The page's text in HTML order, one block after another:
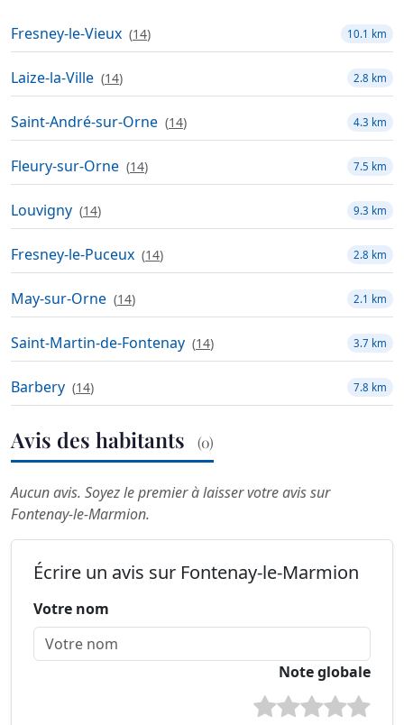
Fresney-le-Vieux (14) 10.1 km
Laize-la-Ville (14) 2.8 km
Saint-André-sur-Orne (14) 4.3 km
Fleury-sur-Orne (14) 7.5 km
Louvigny (14) 9.3 km
Fresney-le-Puceux (14) 2.8 km
May-sur-Orne (14) 2.1 km
Saint-Martin-de-Fontenay (14) 3.7 km
Barbery (14) 7.8 km
Avis des habitants (0)
Aucun avis. Soyez le premier à laisser votre avis sur
Fontenay-le-Marmion.
Écrire un avis sur Fontenay-le-Marmion
Votre nom
Note globale